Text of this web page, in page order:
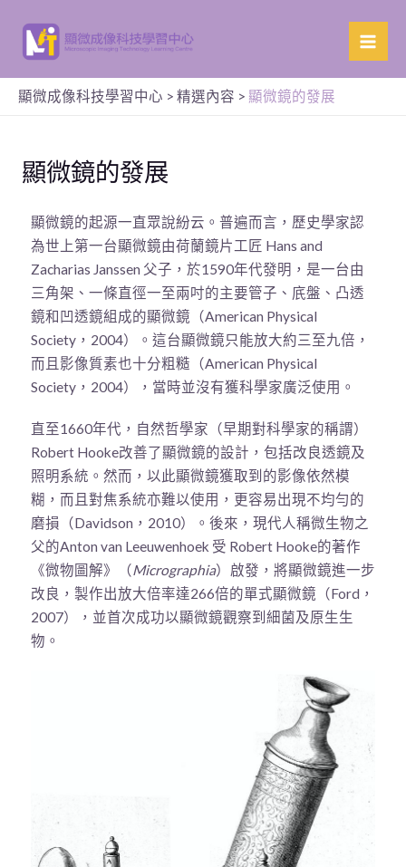
顯微成像科技學習中心 > 精選內容 > 顯微鏡的發展
顯微鏡的發展
顯微鏡的起源一直眾說紛云。普遍而言，歷史學家認
為世上第一台顯微鏡由荷蘭鏡片工匠 Hans and
Zacharias Janssen 父子，於1590年代發明，是一台由
三角架、一條直徑一至兩吋的主要管子、㡳盤、凸透
鏡和凹透鏡組成的顯微鏡（American Physical
Society，2004）。這台顯微鏡只能放大約三至九倍，
而且影像質素也十分粗糙（American Physical
Society，2004），當時並沒有獲科學家廣泛使用。
直至1660年代，自然哲學家（早期對科學家的稱謂）
Robert Hooke改善了顯微鏡的設計，包括改良透鏡及
照明系統。然而，以此顯微鏡獲取到的影像依然模
糊，而且對焦系統亦難以使用，更容易出現不均勻的
磨損（Davidson，2010）。後來，現代人稱微生物之
父的Anton van Leeuwenhoek 受 Robert Hooke的著作
《微物圖解》（Micrographia）啟發，將顯微鏡進一步
改良，製作出放大倍率達266倍的單式顯微鏡（Ford，
2007），並首次成功以顯微鏡觀察到細菌及原生生
物。